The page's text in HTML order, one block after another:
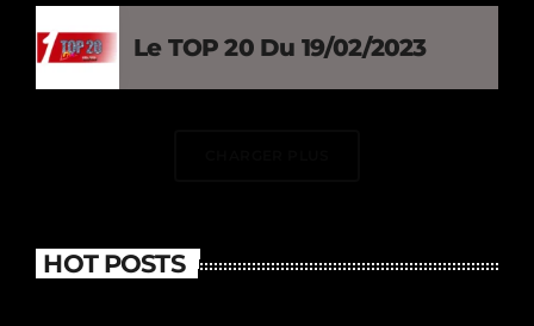
Le TOP 20 Du 19/02/2023
HOT POSTS